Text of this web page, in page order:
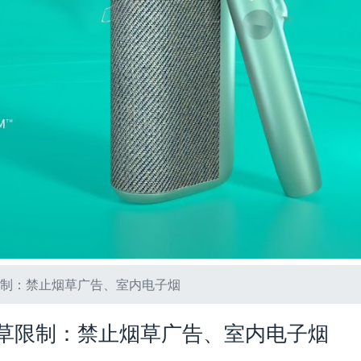
：禁止烟草广告、室内电子烟
限制：禁止烟草广告、室内电子烟